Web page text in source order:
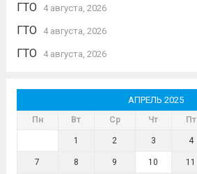
ГТО 4 августа, 2026
ГТО 4 августа, 2026
ГТО 4 августа, 2026
АПРЕЛЬ 2025
Пн Вт Ср Чт Пт
1 2 3 4
7 8 9 10 11